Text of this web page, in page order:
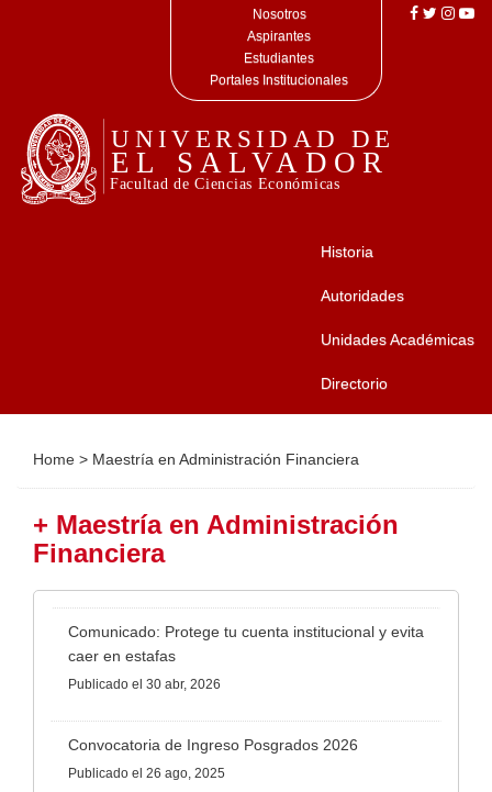
Nosotros
Aspirantes
Estudiantes
Portales Institucionales
Historia
Autoridades
Unidades Académicas
Directorio
Home > Maestría en Administración Financiera
+ Maestría en Administración
Financiera
Comunicado: Protege tu cuenta institucional y evita
caer en estafas
Publicado el 30 abr, 2026
Convocatoria de Ingreso Posgrados 2026
Publicado el 26 ago, 2025